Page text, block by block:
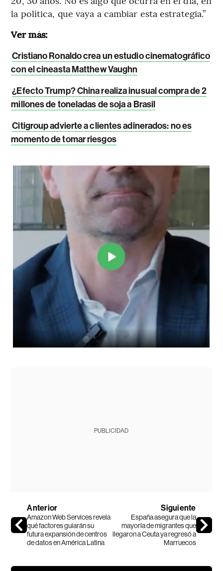
la política, que vaya a cambiar esta estrategia.”
Ver más:
Cristiano Ronaldo crea un estudio cinematográfico
con el cineasta Matthew Vaughn
¿Efecto Trump? China realiza inusual compra de 2
millones de toneladas de soja a Brasil
Citigroup advierte a clientes adinerados: no es
momento de tomar riesgos
PUBLICIDAD
Anterior
Amazon Web Services revela
qué factores guiarán su
futura expansión de centros
de datos en América Latina
Siguiente
España asegura que la
mayoría de migrantes que
llegaron a Ceuta ya regresó a
Marruecos